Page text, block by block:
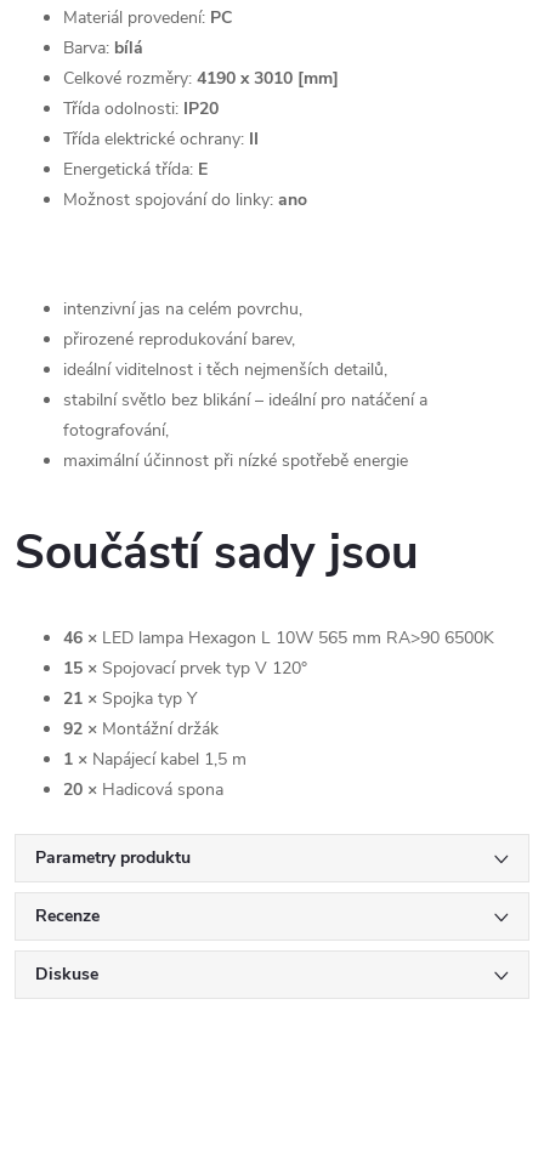
Materiál provedení: PC
Barva: bílá
Celkové rozměry: 4190 x 3010 [mm]
Třída odolnosti: IP20
Třída elektrické ochrany: II
Energetická třída: E
Možnost spojování do linky: ano
intenzivní jas na celém povrchu,
přirozené reprodukování barev,
ideální viditelnost i těch nejmenších detailů,
stabilní světlo bez blikání – ideální pro natáčení a
fotografování,
maximální účinnost při nízké spotřebě energie
Součástí sady jsou
46 × LED lampa Hexagon L 10W 565 mm RA>90 6500K
15 × Spojovací prvek typ V 120°
21 × Spojka typ Y
92 × Montážní držák
1 × Napájecí kabel 1,5 m
20 × Hadicová spona
Parametry produktu
Recenze
Diskuse